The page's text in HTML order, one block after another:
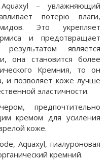
– увлажняющий
потерю влаги,
Это укрепляет
и предотвращает
является
она становится более
Кремния, то он
и позволяет коже лучше
эластичности.
предпочтительно
кремом для усиления
коже.
Aquaxyl, гиалуроновая
кремний.